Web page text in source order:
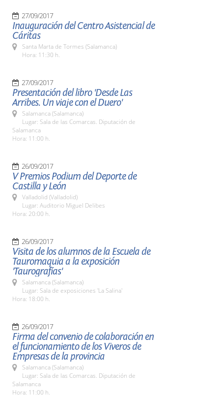
27/09/2017
Inauguración del Centro Asistencial de
Cáritas
Santa Marta de Tormes (Salamanca)
Hora: 11:30 h.
27/09/2017
Presentación del libro 'Desde Las
Arribes. Un viaje con el Duero'
Salamanca (Salamanca)
Lugar: Sala de las Comarcas. Diputación de
Salamanca
Hora: 11:00 h.
26/09/2017
V Premios Podium del Deporte de
Castilla y León
Valladolid (Valladolid)
Lugar: Auditorio Miguel Delibes
Hora: 20:00 h.
26/09/2017
Visita de los alumnos de la Escuela de
Tauromaquia a la exposición
'Taurografías'
Salamanca (Salamanca)
Lugar: Sala de exposiciones 'La Salina'
Hora: 18:00 h.
26/09/2017
Firma del convenio de colaboración en
el funcionamiento de los Viveros de
Empresas de la provincia
Salamanca (Salamanca)
Lugar: Sala de las Comarcas. Diputación de
Salamanca
Hora: 11:00 h.